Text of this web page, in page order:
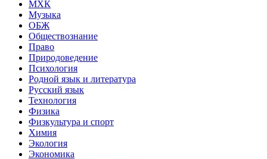
МХК
Музыка
ОБЖ
Обществознание
Право
Природоведение
Психология
Родной язык и литература
Русский язык
Технология
Физика
Физкультура и спорт
Химия
Экология
Экономика